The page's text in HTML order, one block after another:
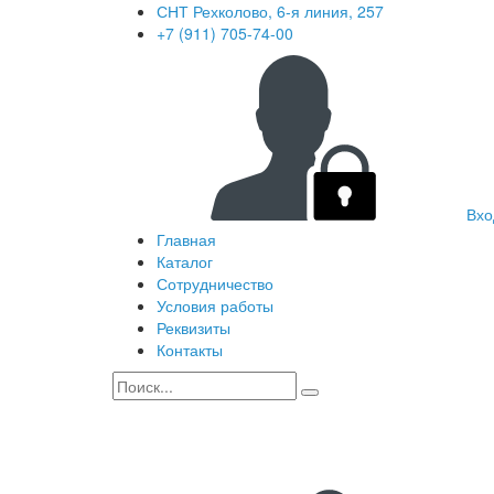
СНТ Рехколово, 6-я линия, 257
+7 (911) 705-74-00
Главная
Каталог
Сотрудничество
Условия работы
Реквизиты
Контакты